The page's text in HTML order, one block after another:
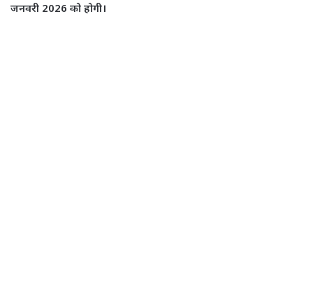
जनवरी 2026 को होगी।